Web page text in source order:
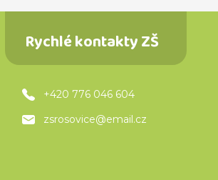
Rychlé kontakty ZŠ
+420 776 046 604
zsrosovice@email.cz